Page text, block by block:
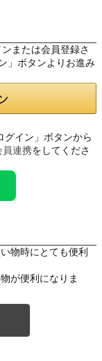
または会員登録さ
」ボタンよりお進み
グイン」ボタンから
員連携をしてくださ
物時にとても便利
が便利になりま